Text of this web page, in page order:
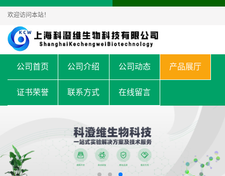
欢迎访问本站！
公司首页 公司介绍 公司动态 产品展厅
证书荣誉 联系方式 在线留言